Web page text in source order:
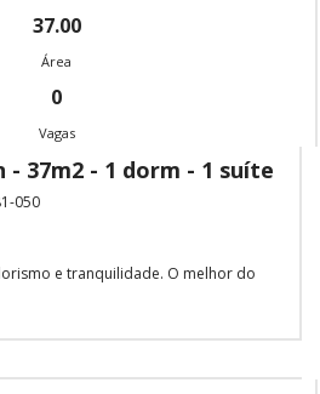
37.00
Área
0
Vagas
37m2 - 1 dorm - 1 suíte
050
e tranquilidade. O melhor do